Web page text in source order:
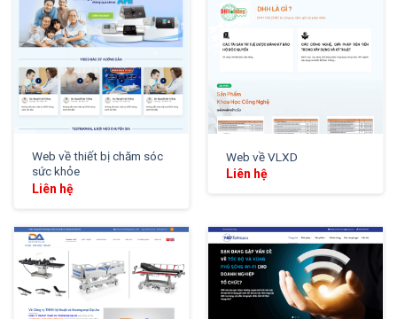
Web về thiết bị chăm sóc
sức khỏe
Liên hệ
Web về VLXD
Liên hệ